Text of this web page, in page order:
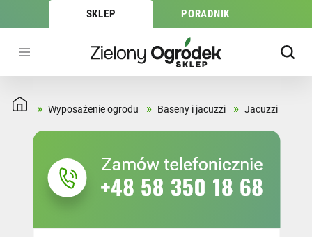
SKLEP PORADNIK
» Wyposażenie ogrodu » Baseny i jacuzzi » Jacuzzi